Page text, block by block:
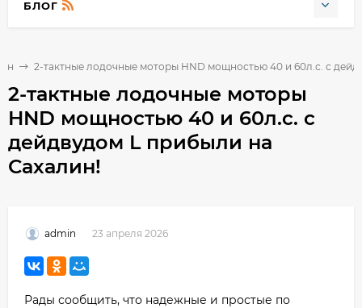
2-тактные лодочные моторы HND мощностью 40 и 60л.с. с
2-тактные лодочные моторы
HND мощностью 40 и 60л.с. с
дейдвудом L прибыли на
Сахалин!
admin 23 апреля 2026
Рады сообщить, что надежные и простые по
БЛОГ